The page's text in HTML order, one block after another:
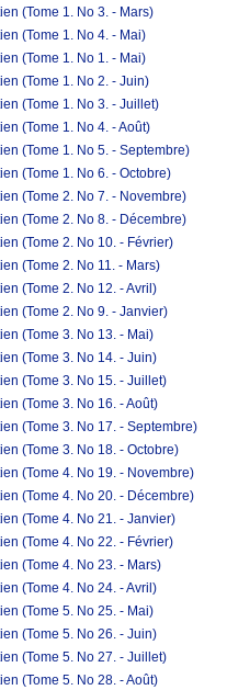
(Tome 1. No 3. - Mars)
(Tome 1. No 4. - Mai)
(Tome 1. No 1. - Mai)
(Tome 1. No 2. - Juin)
(Tome 1. No 3. - Juillet)
(Tome 1. No 4. - Août)
(Tome 1. No 5. - Septembre)
(Tome 1. No 6. - Octobre)
(Tome 2. No 7. - Novembre)
(Tome 2. No 8. - Décembre)
(Tome 2. No 10. - Février)
(Tome 2. No 11. - Mars)
(Tome 2. No 12. - Avril)
(Tome 2. No 9. - Janvier)
(Tome 3. No 13. - Mai)
(Tome 3. No 14. - Juin)
(Tome 3. No 15. - Juillet)
(Tome 3. No 16. - Août)
(Tome 3. No 17. - Septembre)
(Tome 3. No 18. - Octobre)
(Tome 4. No 19. - Novembre)
(Tome 4. No 20. - Décembre)
(Tome 4. No 21. - Janvier)
(Tome 4. No 22. - Février)
(Tome 4. No 23. - Mars)
(Tome 4. No 24. - Avril)
(Tome 5. No 25. - Mai)
(Tome 5. No 26. - Juin)
(Tome 5. No 27. - Juillet)
(Tome 5. No 28. - Août)